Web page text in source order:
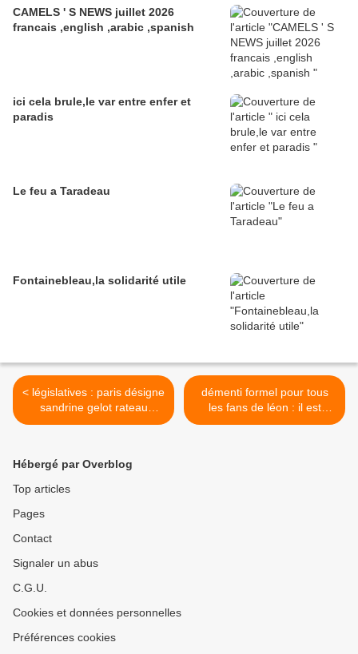
CAMELS ' S NEWS juillet 2026
francais ,english ,arabic ,spanish
ici cela brule,le var entre enfer et
paradis
Le feu a Taradeau
Fontainebleau,la solidarité utile
< législatives : paris désigne
sandrine gelot rateau
comme candidate pour la 4
démenti formel pour tous
les fans de léon : il est
vivant ! >
Hébergé par Overblog
Top articles
Pages
Contact
Signaler un abus
C.G.U.
Cookies et données personnelles
Préférences cookies